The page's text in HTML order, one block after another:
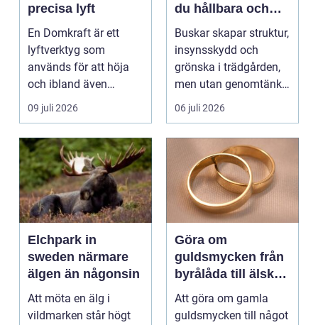
precisa lyft
En Domkraft är ett
lyftverktyg som
används för att höja
och ibland även
positionera tunga
objekt, so...
09 juli 2026
du hållbara och
vackra buskar året
runt
Buskar skapar struktur,
insynsskydd och
grönska i trädgården,
men utan genomtänkt
beskärning blir de...
06 juli 2026
Elchpark in
sweden närmare
älgen än någonsin
Att möta en älg i
vildmarken står högt
Göra om
guldsmycken från
byrålåda till älskad
favorit
Att göra om gamla
guldsmycken till något